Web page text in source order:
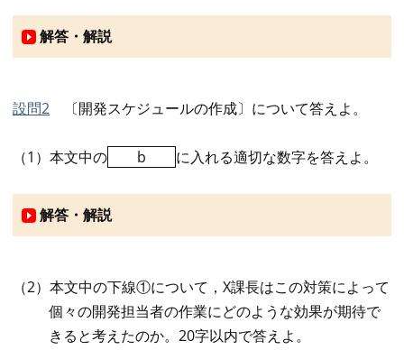
解答・解説
設問2 〔開発スケジュールの作成〕について答えよ。
（1）本文中の b に入れる適切な数字を答えよ。
解答・解説
（2）本文中の下線①について，X課長はこの対策によって
個々の開発担当者の作業にどのような効果が期待で
きると考えたのか。20字以内で答えよ。